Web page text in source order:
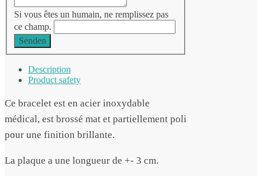
Si vous êtes un humain, ne remplissez pas
ce champ.
Senden
Description
Product safety
Ce bracelet est en acier inoxydable
médical, est brossé mat et partiellement poli
pour une finition brillante.
La plaque a une longueur de +- 3 cm.